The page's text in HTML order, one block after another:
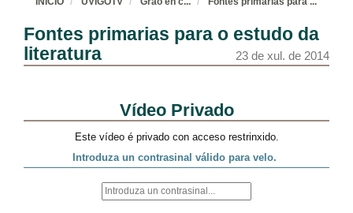
Fontes primarias para o estudo da
literatura
23 de xul. de 2014